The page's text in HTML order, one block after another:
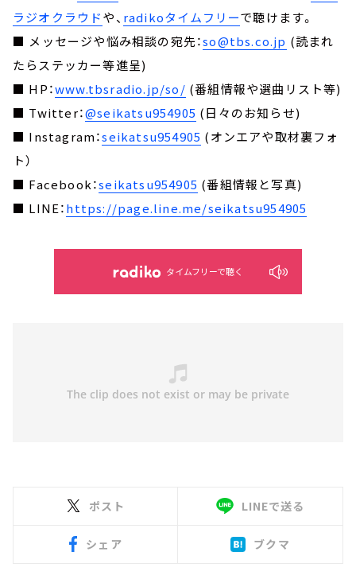
ラジオクラウドや、 radikoタイムフリーで聴けます。
■ メッセージや悩み相談の宛先：so@tbs.co.jp (読まれ
たらステッカー等進呈)
■ HP：www.tbsradio.jp/so/ (番組情報や選曲リスト等)
■ Twitter：@seikatsu954905 (日々のお知らせ)
■ Instagram：seikatsu954905 (オンエアや取材裏フォ
ト）
■ Facebook：seikatsu954905 (番組情報と写真)
■ LINE：https://page.line.me/seikatsu954905
タイムフリーで聴く
ポスト LINEで送る
シェア ブクマ